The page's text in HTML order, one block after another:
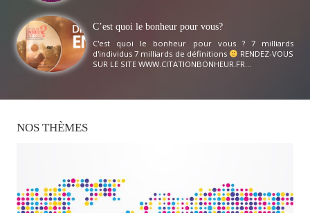
C’est quoi le bonheur pour vous?
C'est quoi le bonheur pour vous ? 7 milliards
d'individus 7 milliards de définitions
RENDEZ-VOUS
SUR LE SITE WWW.CITATIONBONHEUR.FR...
NOS THÈMES